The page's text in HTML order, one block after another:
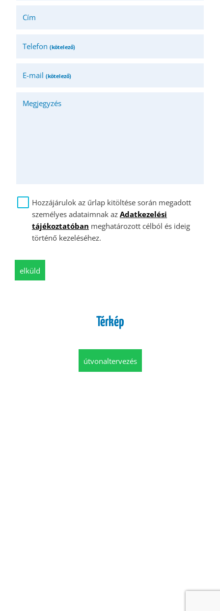
Cím
Telefon (kötelező)
E-mail (kötelező)
Megjegyzés
Hozzájárulok az űrlap kitöltése során megadott
személyes adataimnak az Adatkezelési
tájékoztatóban meghatározott célból és ideig
történő kezeléséhez.
elküld
Térkép
útvonaltervezés